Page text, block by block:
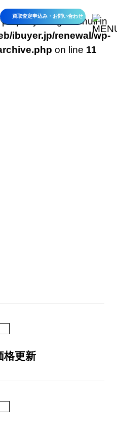
買取査定申込み・ お問い合わせ
"slug" on null in
ibuyer.jp/renewal/wp-
on line 11
格更新